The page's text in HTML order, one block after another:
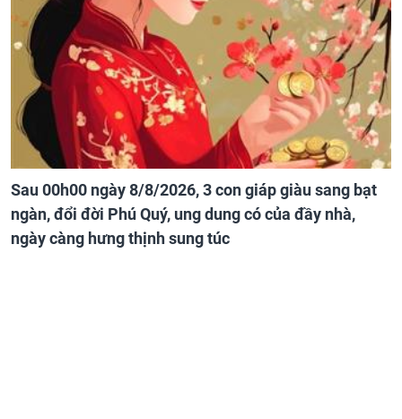
Sau 00h00 ngày 8/8/2026, 3 con giáp giàu sang bạt
ngàn, đổi đời Phú Quý, ung dung có của đầy nhà,
ngày càng hưng thịnh sung túc